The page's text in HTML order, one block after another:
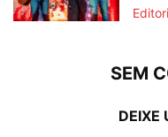
SEM
DEIXE